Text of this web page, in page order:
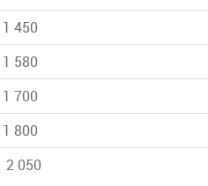
1 450
1 580
1 700
1 800
2 050